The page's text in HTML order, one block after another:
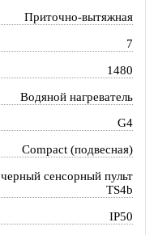
Приточно-вытяжная
7
1480
Водяной нагреватель
G4
Compact (подвесная)
черный сенсорный пульт
TS4b
IP50